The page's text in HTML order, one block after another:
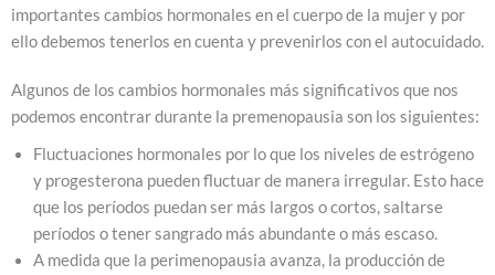
importantes cambios hormonales en el cuerpo de la mujer y por
ello debemos tenerlos en cuenta y prevenirlos con el autocuidado.
Algunos de los cambios hormonales más significativos que nos
podemos encontrar durante la premenopausia son los siguientes:
Fluctuaciones hormonales por lo que los niveles de estrógeno
y progesterona pueden fluctuar de manera irregular. Esto hace
que los períodos puedan ser más largos o cortos, saltarse
períodos o tener sangrado más abundante o más escaso.
A medida que la perimenopausia avanza, la producción de